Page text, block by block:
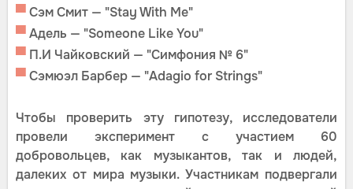
▀Сэм Смит — "Stay With Me"
▀Адель — "Someone Like You"
▀ П.И Чайковский — "Симфония № 6"
▀Сэмюэл Барбер — "Adagio for Strings"
Чтобы проверить эту гипотезу, исследователи
провели эксперимент с участием 60
добровольцев, как музыкантов, так и людей,
далеких от мира музыки. Участникам подвергали